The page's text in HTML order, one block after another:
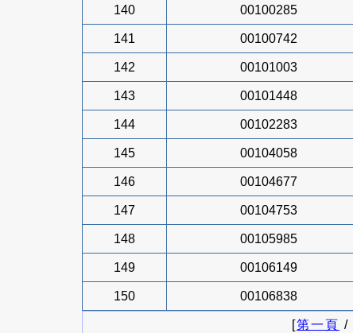
140 00100285
141 00100742
142 00101003
143 00101448
144 00102283
145 00104058
146 00104677
147 00104753
148 00105985
149 00106149
150 00106838
[第一頁 /